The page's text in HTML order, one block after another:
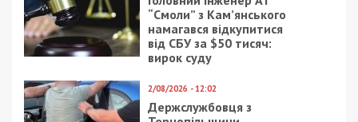
миллионов
реконструируют
школьную столовую на
отдаленном
схему продажу
повісток і «зняття» з
розшуку
військовозобов’язаних